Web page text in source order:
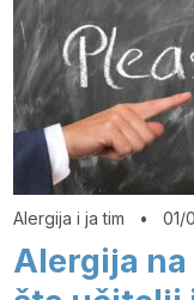
Alergija i ja tim •01/
Alergija na